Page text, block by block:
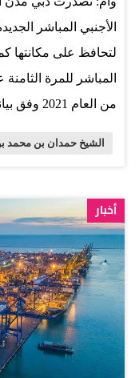
أحمد بن محمد بن راشد
وسمو الشيخ…
لتحافظ على مكانتها
المباشر للمرة
من العام
بفارق 478
في المركز الثاني،
مدينة في فترة نصف
الشيخ حمدان بن
رئيس مجلس الوزراء
لإمارة دبي أن
الشيخ حمدان بن محمد
أخبار